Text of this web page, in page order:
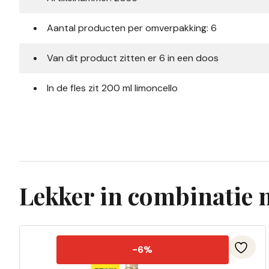
Aantal producten per omverpakking: 6
Van dit product zitten er 6 in een doos
In de fles zit 200 ml limoncello
Lekker in combinatie
-6%